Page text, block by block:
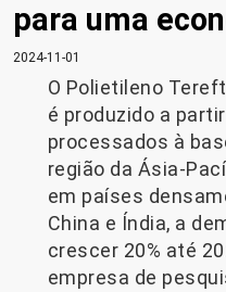
para uma
2024-11-01
O Polietileno
é produzido a
processados ​​à
região da Ásia-
em países
China e Índia, a
crescer 20% até
empresa de